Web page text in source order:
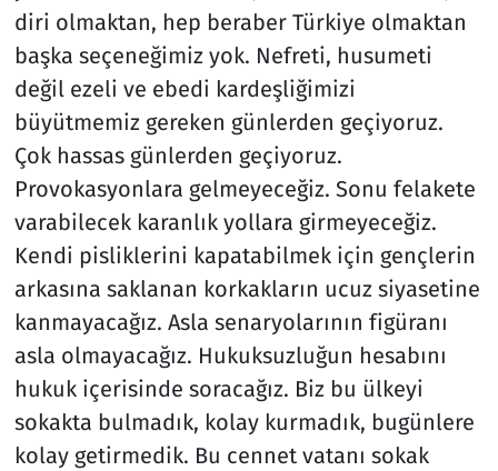
diri olmaktan, hep beraber Türkiye olmaktan
başka seçeneğimiz yok. Nefreti, husumeti
değil ezeli ve ebedi kardeşliğimizi
büyütmemiz gereken günlerden geçiyoruz.
Çok hassas günlerden geçiyoruz.
Provokasyonlara gelmeyeceğiz. Sonu felakete
varabilecek karanlık yollara girmeyeceğiz.
Kendi pisliklerini kapatabilmek için gençlerin
arkasına saklanan korkakların ucuz siyasetine
kanmayacağız. Asla senaryolarının figüranı
asla olmayacağız. Hukuksuzluğun hesabını
hukuk içerisinde soracağız. Biz bu ülkeyi
sokakta bulmadık, kolay kurmadık, bugünlere
kolay getirmedik. Bu cennet vatanı sokak